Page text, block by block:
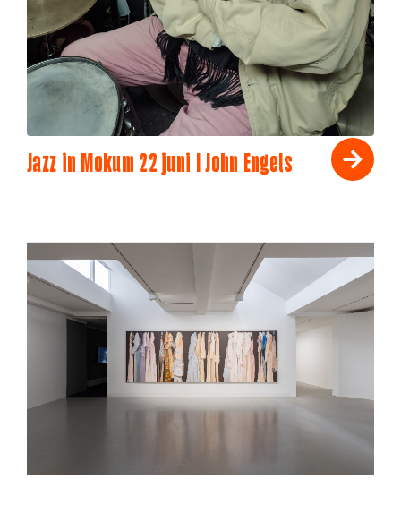
Jazz in Mokum 22 juni I John Engels